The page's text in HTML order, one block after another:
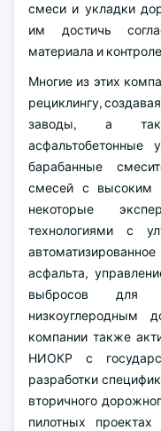
смеси и укладки
им достичь
материала и
Многие из этих
рециклингу,
заводы, а
асфальтобетонные
барабанные
смесей с высоким
некоторые
технологиями с
асфальта,
выбросов для
низкоуглеродным
компании также
НИОКР с
разработки
вторичного
пилотных